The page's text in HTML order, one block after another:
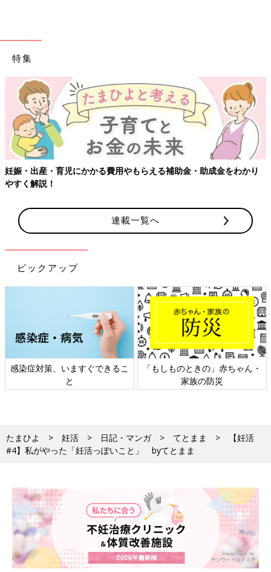
特集
妊娠・出産・育児にかかる費用やもらえる補助金・助成金をわかり
やすく解説！
連載一覧へ
ピックアップ
感染症対策、いますぐできるこ
と
「もしものときの」赤ちゃん・
家族の防災
たまひよ 妊活 日記・マンガ てとまま
【妊活
#4】私がやった「妊活っぽいこと」 byてとまま